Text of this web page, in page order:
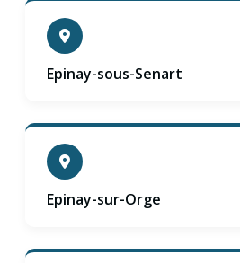
Epinay-sous-Senart
Epinay-sur-Orge